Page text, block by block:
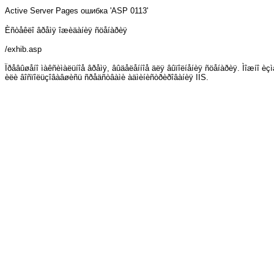
Active Server Pages ошибка 'ASP 0113'
Èñòåêëî âðåìÿ îæèäàíèÿ ñöåíàðèÿ
/exhib.asp
Ïðåâûøåíî ìàêñèìàëüíîå âðåìÿ, âûäåëåííîå äëÿ âûïîëíåíèÿ ñöåíàðèÿ. Ìîæíî
èëè âîñïîëüçîâàâøèñü ñðåäñòâàìè àäìèíèñòðèðîâàíèÿ IIS.